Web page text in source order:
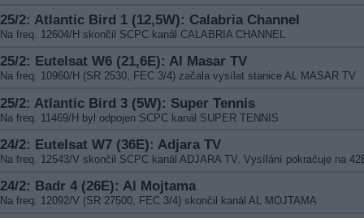
25/2: Atlantic Bird 1 (12,5W): Calabria Channel
Na freq. 12604/H skončil SCPC kanál CALABRIA CHANNEL
25/2: Eutelsat W6 (21,6E): Al Masar TV
Na freq. 10960/H (SR 2530, FEC 3/4) začala vysílat stanice AL MASAR TV
25/2: Atlantic Bird 3 (5W): Super Tennis
Na freq. 11469/H byl odpojen SCPC kanál SUPER TENNIS
24/2: Eutelsat W7 (36E): Adjara TV
Na freq. 12543/V skončil SCPC kanál ADJARA TV. Vysílání pokračuje na
24/2: Badr 4 (26E): Al Mojtama
Na freq. 12092/V (SR 27500, FEC 3/4) skončil kanál AL MOJTAMA